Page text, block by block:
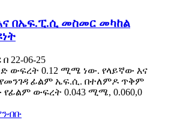
በኤፍ.ፒ.ሲ መስመር መካከል
22-06-25
ውፍረት 0.12 ሚሜ ነው. የላይኛው እና
ፊልም ኤፍ.ሲ. በተለምዶ ጥቅም
የፊልም ውፍረት 0.043 ሚሜ, 0.060,0